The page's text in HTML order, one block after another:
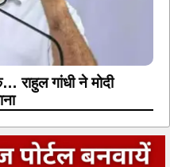
राहुल गांधी ने मोदी